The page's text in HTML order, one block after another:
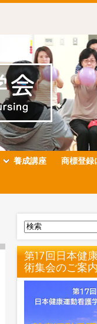
養成講座 商標登録
第17回日本健
術集会のご案内